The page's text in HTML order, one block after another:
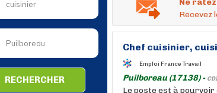
RECHERCHER
Ne
Recevez
Chef cuisinier,
Emploi France Travail
Puilboreau (17138) -
Le poste est à